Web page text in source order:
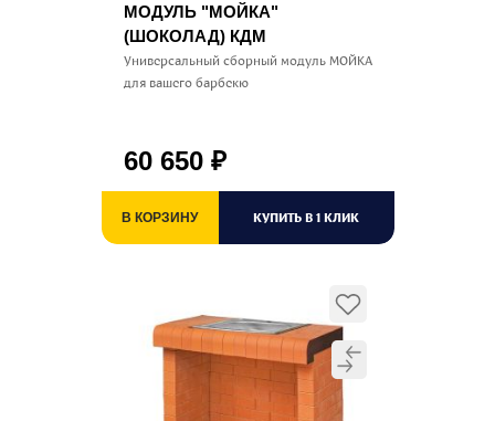
МОДУЛЬ "МОЙКА"
(ШОКОЛАД) КДМ
Универсальный сборный модуль МОЙКА
для вашего барбекю
60 650 ₽
В КОРЗИНУ КУПИТЬ В 1 КЛИК